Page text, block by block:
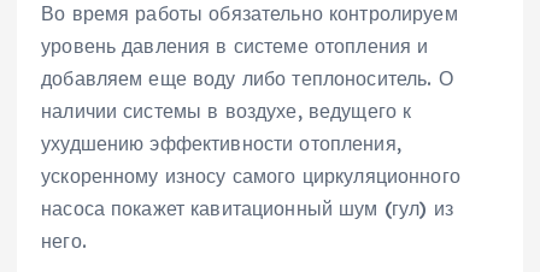
Во время работы обязательно контролируем
уровень давления в системе отопления и
добавляем еще воду либо теплоноситель. О
наличии системы в воздухе, ведущего к
ухудшению эффективности отопления,
ускоренному износу самого циркуляционного
насоса покажет кавитационный шум (гул) из
него.